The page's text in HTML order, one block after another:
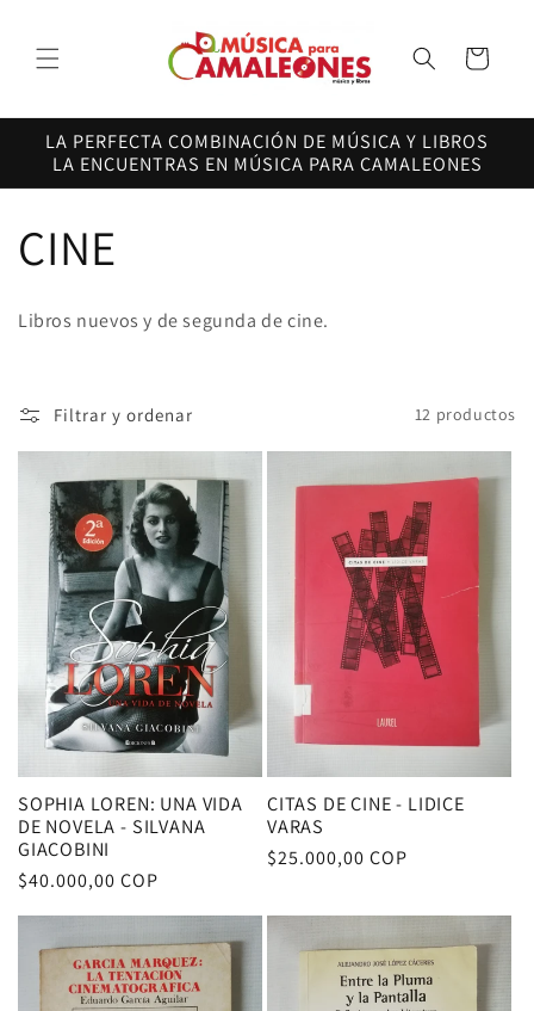
al contenido
Carrito
LA PERFECTA COMBINACIÓN DE MÚSICA Y LIBROS
LA ENCUENTRAS EN MÚSICA PARA CAMALEONES
C
o
e
n
:
CINE
Libros nuevos y de segunda de cine.
Filtrar y ordenar 12 productos
SOPHIA LOREN: UNA VIDA
DE NOVELA - SILVANA
GIACOBINI
Precio
$40.000,00 COP
CITAS DE CINE - LIDICE
VARAS
Precio
$25.000,00 COP